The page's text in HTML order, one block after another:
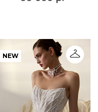
NEW